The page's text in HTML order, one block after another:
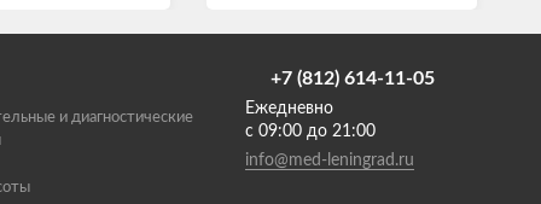
и диагностические
+7 (812) 614-11-05
Ежедневно
с 09:00 до 21:00
info@med-leningrad.ru